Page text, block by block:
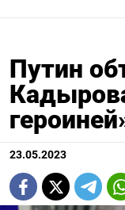
Путин
23.05.2023